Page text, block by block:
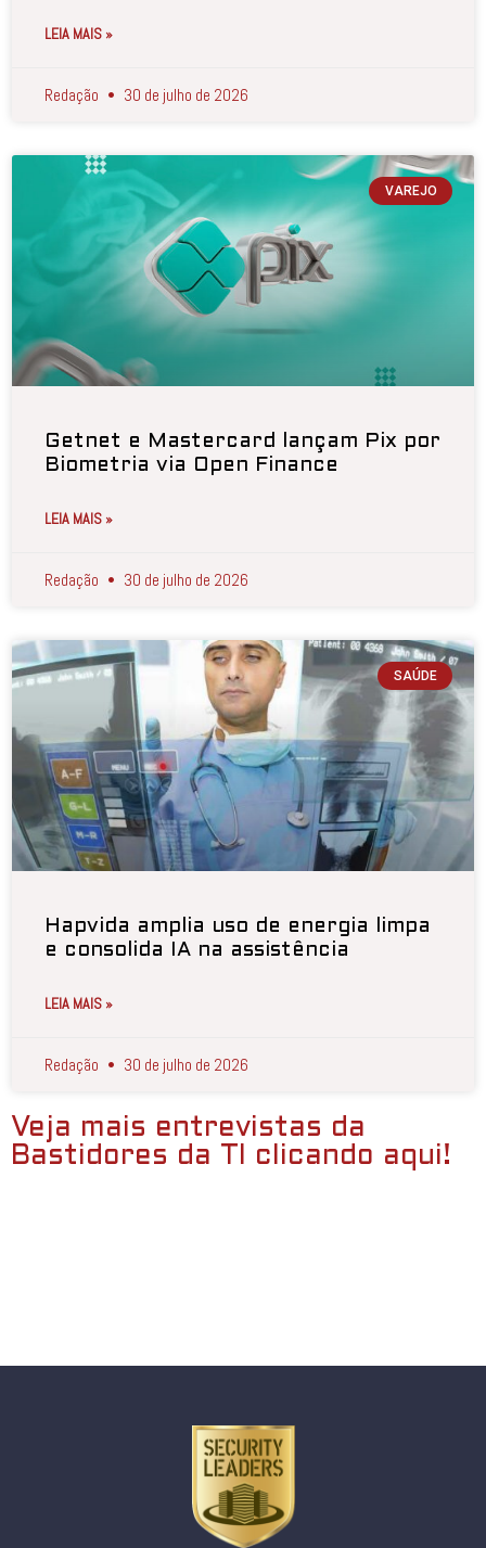
LEIA MAIS »
Redação 30 de julho de 2026
VAREJO
Getnet e Mastercard lançam Pix por
Biometria via Open Finance
LEIA MAIS »
Redação 30 de julho de 2026
SAÚDE
Hapvida amplia uso de energia limpa
e consolida IA na assistência
LEIA MAIS »
Redação 30 de julho de 2026
Veja mais entrevistas da
Bastidores da TI clicando aqui!